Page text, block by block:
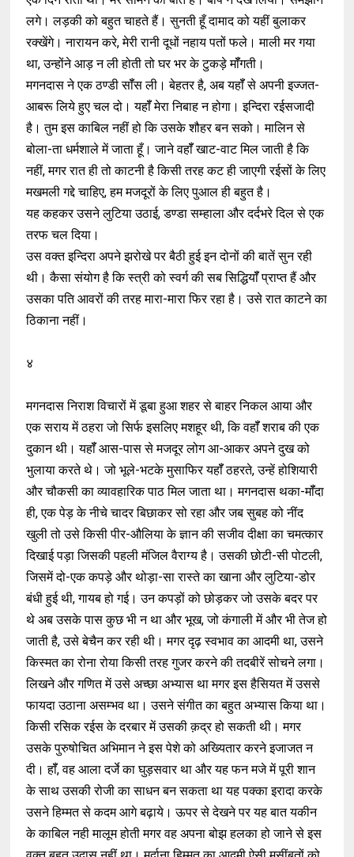
लगे। लड़की को बहुत चाहते हैं। सुनती हूँ दामाद को यहीं बुलाकर
रक्खेंगे। नारायन करे, मेरी रानी दूधों नहाय पतों फले। माली मर गया
था, उन्होंने आड़ न ली होती तो घर भर के टुकड़े मॉँगती।
मगनदास ने एक ठण्डी सॉँस ली। बेहतर है, अब यहॉँ से अपनी इज्जत-
आबरू लिये हुए चल दो। यहॉँ मेरा निबाह न होगा। इन्दिरा रईसजादी
है। तुम इस काबिल नहीं हो कि उसके शौहर बन सको। मालिन से
बोला-ता धर्मशाले में जाता हूँ। जाने वहॉँ खाट-वाट मिल जाती है कि
नहीं, मगर रात ही तो काटनी है किसी तरह कट ही जाएगी रईसों के लिए
मखमली गद्दे चाहिए, हम मजदूरों के लिए पुआल ही बहुत है।
यह कहकर उसने लुटिया उठाई, डण्डा सम्हाला और दर्दभरे दिल से एक
तरफ चल दिया।
उस वक्त इन्दिरा अपने झरोखे पर बैठी हुई इन दोनों की बातें सुन रही
थी। कैसा संयोग है कि स्त्री को स्वर्ग की सब सिद्धियॉँ प्राप्त हैं और
उसका पति आवरों की तरह मारा-मारा फिर रहा है। उसे रात काटने का
ठिकाना नहीं।
४
मगनदास निराश विचारों में डूबा हुआ शहर से बाहर निकल आया और
एक सराय में ठहरा जो सिर्फ इसलिए मशहूर थी, कि वहॉँ शराब की एक
दुकान थी। यहॉँ आस-पास से मजदूर लोग आ-आकर अपने दुख को
भुलाया करते थे। जो भूले-भटके मुसाफिर यहॉँ ठहरते, उन्हें होशियारी
और चौकसी का व्यावहारिक पाठ मिल जाता था। मगनदास थका-मॉँदा
ही, एक पेड़ के नीचे चादर बिछाकर सो रहा और जब सुबह को नींद
खुली तो उसे किसी पीर-औलिया के ज्ञान की सजीव दीक्षा का चमत्कार
दिखाई पड़ा जिसकी पहली मंजिल वैराग्य है। उसकी छोटी-सी पोटली,
जिसमें दो-एक कपड़े और थोड़ा-सा रास्ते का खाना और लुटिया-डोर
बंधी हुई थी, गायब हो गई। उन कपड़ों को छोड़कर जो उसके बदर पर
थे अब उसके पास कुछ भी न था और भूख, जो कंगाली में और भी तेज हो
जाती है, उसे बेचैन कर रही थी। मगर दृढ़ स्वभाव का आदमी था, उसने
किस्मत का रोना रोया किसी तरह गुजर करने की तदबीरें सोचने लगा।
लिखने और गणित में उसे अच्छा अभ्यास था मगर इस हैसियत में उससे
फायदा उठाना असम्भव था। उसने संगीत का बहुत अभ्यास किया था।
किसी रसिक रईस के दरबार में उसकी क़द्र हो सकती थी। मगर
उसके पुरुषोचित अभिमान ने इस पेशे को अख्यितार करने इजाजत न
दी। हॉँ, वह आला दर्जे का घुड़सवार था और यह फन मजे में पूरी शान
के साथ उसकी रोजी का साधन बन सकता था यह पक्का इरादा करके
उसने हिम्मत से कदम आगे बढ़ाये। ऊपर से देखने पर यह बात यकीन
के काबिल नही मालूम होती मगर वह अपना बोझ हलका हो जाने से इस